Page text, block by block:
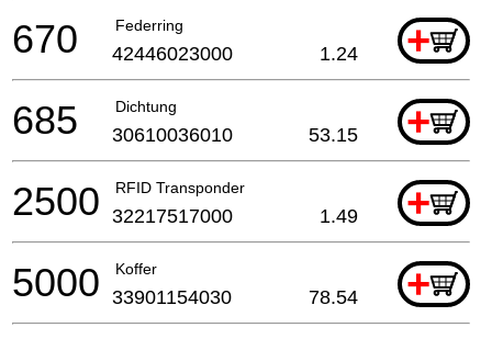
Federring +
670 42446023000 1.24
Dichtung +
685 30610036010 53.15
RFID Transponder +
2500 32217517000 1.49
Koffer +
5000 33901154030 78.54